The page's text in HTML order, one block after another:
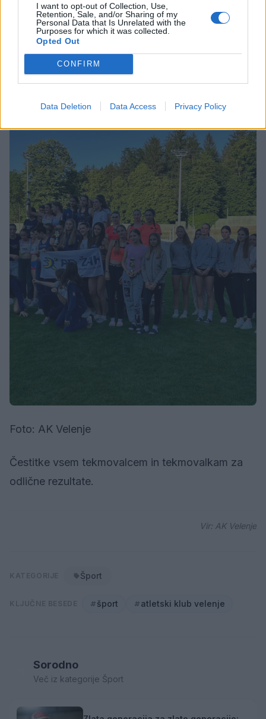
I want to opt-out of Collection, Use,
Retention, Sale, and/or Sharing of my
Personal Data that Is Unrelated with the
Purposes for which it was collected.
Opted Out
CONFIRM
Data Deletion Data Access Privacy Policy
9. mesto - Zoja Lončarič, daljina (4,65 m)
20. mesto - Maša Mežnar, 200 m (28,37)
Foto: AK Velenje
Čestitke vsem tekmovalcem in tekmovalkam za
odlične rezultate.
Vir: AK Velenje
Šport
šport atletski klub velenje
Sorodno
Več iz kategorije Šport